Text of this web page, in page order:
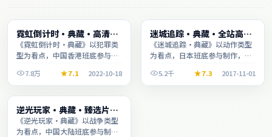
综艺 1:29:28
霓虹倒计时·典藏·高清完
整收录适合周末一口气刷完
《霓虹倒计时·典藏》以犯罪类
型为看点，中国香港班底参与制
休闲时段观看。
7.8万 7.1 2022-10-18
动漫 2:38:25
迷城追踪·典藏·全站高分
推荐节奏紧凑值得追看
《迷城追踪·典藏》以动作类型
为看点，日本班底参与制作，叙
段观看。
5.2千 7.3 2017-11-01
电影 2:12:08
逆光玩家·典藏·臻选片单
推荐画质清晰观看流畅
《逆光玩家·典藏》以战争类型
为看点，中国大陆班底参与制